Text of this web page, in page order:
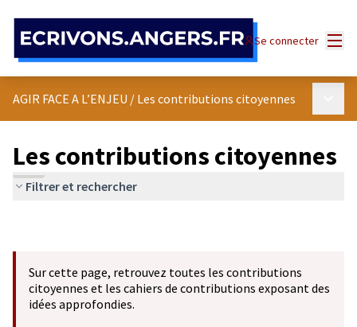
Se connecter
AGIR FACE A L’ENJEU / Les contributions citoyennes
Les contributions citoyennes
Filtrer et rechercher
Sur cette page, retrouvez toutes les contributions
citoyennes et les cahiers de contributions exposant des
idées approfondies.